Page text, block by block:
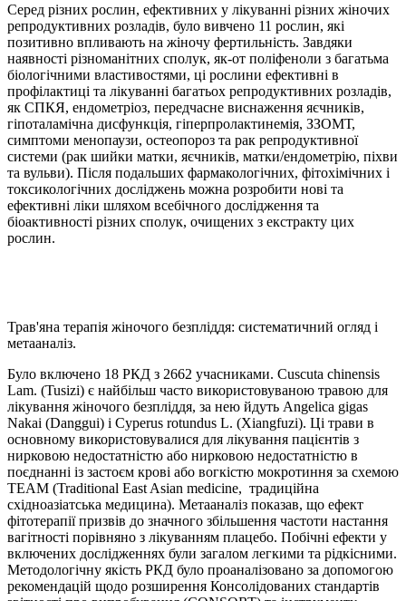
Серед різних рослин, ефективних у лікуванні різних жіночих
репродуктивних розладів, було вивчено 11 рослин, які
позитивно впливають на жіночу фертильність. Завдяки
наявності різноманітних сполук, як-от поліфеноли з багатьма
біологічними властивостями, ці рослини ефективні в
профілактиці та лікуванні багатьох репродуктивних розладів,
як СПКЯ, ендометріоз, передчасне виснаження яєчників,
гіпоталамічна дисфункція, гіперпролактинемія, ЗЗОМТ,
симптоми менопаузи, остеопороз та рак репродуктивної
системи (рак шийки матки, яєчників, матки/ендометрію, піхви
та вульви). Після подальших фармакологічних, фітохімічних і
токсикологічних досліджень можна розробити нові та
ефективні ліки шляхом всебічного дослідження та
біоактивності різних сполук, очищених з екстракту цих
рослин.
Трав'яна терапія жіночого безпліддя: систематичний огляд і
метааналіз.
Було включено 18 РКД з 2662 учасниками. Cuscuta chinensis
Lam. (Tusizi) є найбільш часто використовуваною травою для
лікування жіночого безпліддя, за нею йдуть Angelica gigas
Nakai (Danggui) і Cyperus rotundus L. (Xiangfuzi). Ці трави в
основному використовувалися для лікування пацієнтів з
нирковою недостатністю або нирковою недостатністю в
поєднанні із застоєм крові або вогкістю мокротиння за схемою
TEAM (Traditional East Asian medicine, традиційна
східноазіатська медицина). Метааналіз показав, що ефект
фітотерапії призвів до значного збільшення частоти настання
вагітності порівняно з лікуванням плацебо. Побічні ефекти у
включених дослідженнях були загалом легкими та рідкісними.
Методологічну якість РКД було проаналізовано за допомогою
рекомендацій щодо розширення Консолідованих стандартів